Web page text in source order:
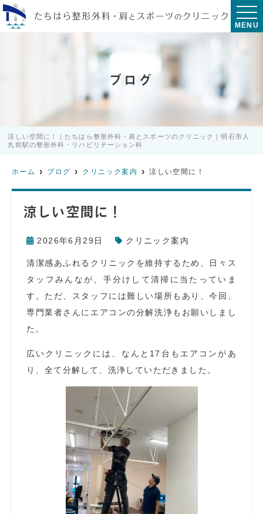
MENU
ブログ
涼しい空間に！｜たちはら整形外科・肩とスポーツのクリニック｜明石市人
丸前駅の整形外科・リハビリテーション科
ホーム ブログ クリニック案内 涼しい空間に！
涼しい空間に！
2026年6月29日 クリニック案内
清潔感あふれるクリニックを維持するため、日々ス
タッフみんなが、手分けして清掃に当たっていま
す。ただ、スタッフには難しい場所もあり、今回、
専門業者さんにエアコンの分解洗浄もお願いしまし
た。
広いクリニックには、なんと17台もエアコンがあ
り、全て分解して、洗浄していただきました。